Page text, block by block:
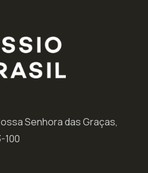
Senhora das Graças,
100